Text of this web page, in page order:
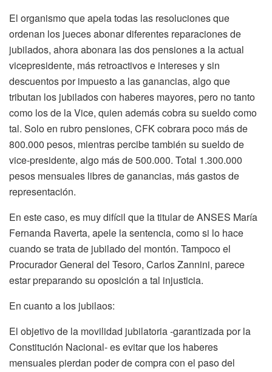
El organismo que apela todas las resoluciones que
ordenan los jueces abonar diferentes reparaciones de
jubilados, ahora abonara las dos pensiones a la actual
vicepresidente, más retroactivos e intereses y sin
descuentos por impuesto a las ganancias, algo que
tributan los jubilados con haberes mayores, pero no tanto
como los de la Vice, quien además cobra su sueldo como
tal. Solo en rubro pensiones, CFK cobrara poco más de
800.000 pesos, mientras percibe también su sueldo de
vice-presidente, algo más de 500.000. Total 1.300.000
pesos mensuales libres de ganancias, más gastos de
representación.
En este caso, es muy difícil que la titular de ANSES María
Fernanda Raverta, apele la sentencia, como si lo hace
cuando se trata de jubilado del montón. Tampoco el
Procurador General del Tesoro, Carlos Zannini, parece
estar preparando su oposición a tal injusticia.
En cuanto a los jubilaos:
El objetivo de la movilidad jubilatoria -garantizada por la
Constitución Nacional- es evitar que los haberes
mensuales pierdan poder de compra con el paso del